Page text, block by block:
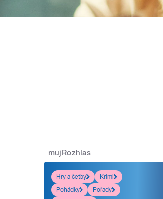
mujRozhlas
Hry a četby
Krimi
Pohádky
Pořady